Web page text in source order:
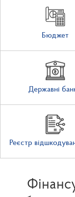
Бюджет
Державні
Реєстр